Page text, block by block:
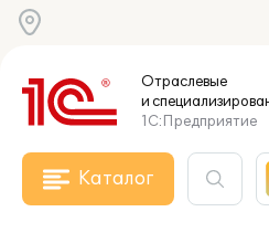
Отраслевые
и
1С:Предприятие
Каталог